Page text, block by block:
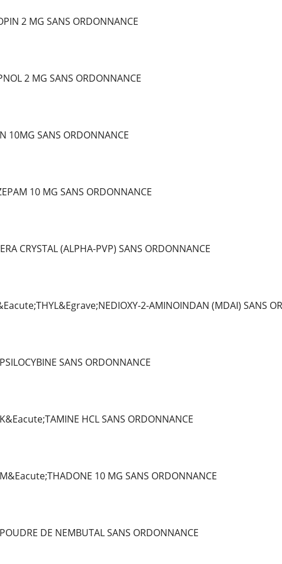
2 MG SANS ORDONNANCE
2 MG SANS ORDONNANCE
10MG SANS ORDONNANCE
10 MG SANS ORDONNANCE
CRYSTAL (ALPHA-PVP) SANS ORDONNANCE
2-AMINOINDAN (MDAI) SANS
SANS ORDONNANCE
HCL SANS ORDONNANCE
10 MG SANS ORDONNANCE
DE NEMBUTAL SANS ORDONNANCE